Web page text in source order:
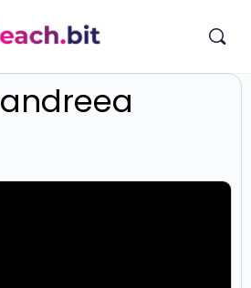
andreea